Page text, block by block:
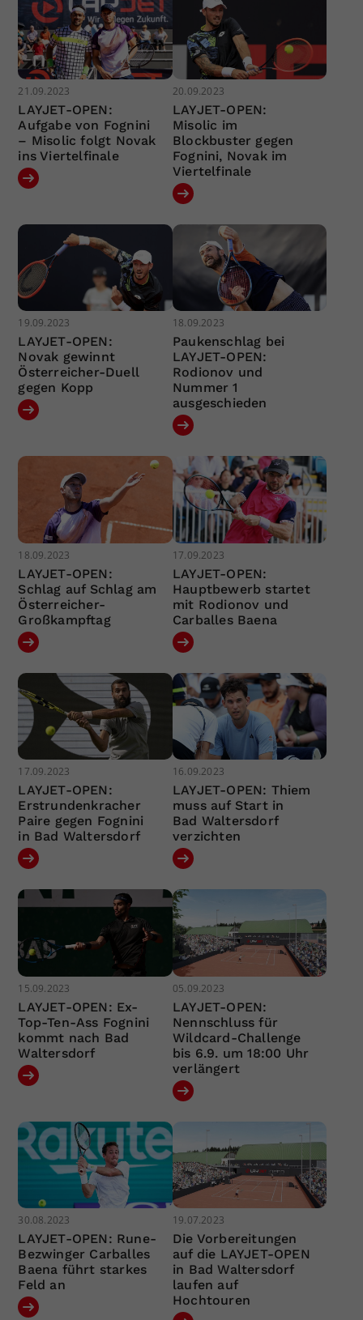
21.09.2023
LAYJET-OPEN:
Aufgabe von Fognini
– Misolic folgt Novak
ins Viertelfinale
20.09.2023
LAYJET-OPEN:
Misolic im
Blockbuster gegen
Fognini, Novak im
Viertelfinale
19.09.2023
LAYJET-OPEN:
Novak gewinnt
Österreicher-Duell
gegen Kopp
18.09.2023
Paukenschlag bei
LAYJET-OPEN:
Rodionov und
Nummer 1
ausgeschieden
18.09.2023
LAYJET-OPEN:
Schlag auf Schlag am
Österreicher-
Großkampftag
17.09.2023
LAYJET-OPEN:
Hauptbewerb startet
mit Rodionov und
Carballes Baena
17.09.2023
LAYJET-OPEN:
Erstrundenkracher
Paire gegen Fognini
in Bad Waltersdorf
16.09.2023
LAYJET-OPEN: Thiem
muss auf Start in
Bad Waltersdorf
verzichten
15.09.2023
LAYJET-OPEN: Ex-
Top-Ten-Ass Fognini
kommt nach Bad
Waltersdorf
05.09.2023
LAYJET-OPEN:
Nennschluss für
Wildcard-Challenge
bis 6.9. um 18:00 Uhr
verlängert
30.08.2023
LAYJET-OPEN: Rune-
Bezwinger Carballes
Baena führt starkes
Feld an
19.07.2023
Die Vorbereitungen
auf die LAYJET-OPEN
in Bad Waltersdorf
laufen auf
Hochtouren